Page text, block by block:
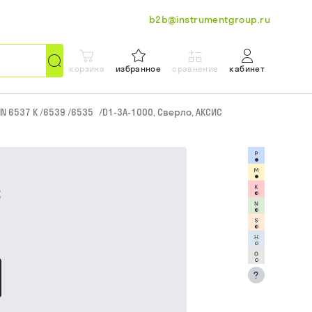
b2b@instrumentgroup.ru
корзина избранное сравнение кабинет
6537 K /6539 /6535 /D1-3A-1000, Сверло, АКСИС
?